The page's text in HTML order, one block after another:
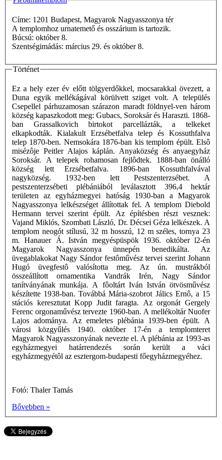
Címe: 1201 Budapest, Magyarok Nagyasszonya tér
A templomhoz urnatemető és osszárium is tartozik.
Búcsú: október 8.
Szentségimádás: március 29. és október 8.
Történet
Ez a hely ezer év előtt tölgyerdőkkel, mocsarakkal övezett, a
Duna egyik mellékágával körülvett sziget volt. A település
Csepellel párhuzamosan szárazon maradt földnyel-ven három
község kapaszkodott meg: Gubacs, Soroksár és Haraszti. 1868-
ban Grassalkovich birtokot parcellázták, a telkeket
elkapkodták. Kialakult Erzsébetfalva telep és Kossuthfalva
telep 1870-ben. Nemsokára 1876-ban kis templom épült. Elsô
misézôje Peitler Alajos káplán. Anyaközség és anyaegyház
Soroksár. A telepek rohamosan fejlôdtek. 1888-ban önálló
község lett Erzsébetfalva. 1896-ban Kossuthfalvával
nagyközség. 1932-ben lett Pestszenterzsébet. A
pestszenterzsébeti plébániából leválasztott 396,4 hektár
területen az egyházmegyei hatóság 1930-ban a Magyarok
Nagyasszonya lelkészséget állítottak fel. A templom Diebold
Hermann tervei szerint épült. Az építésben részt vesznek:
Vajand Miklós, Szombati László, Dr. Décsei Géza lelkészek. A
templom neogót stílusú, 32 m hosszú, 12 m széles, tornya 23
m. Hanauer Á. István megyéspüspök 1936. október l2-én
Magyarok Nagyasszonya ünnepén benedikálta. Az
üvegablakokat Nagy Sándor festôművész tervei szerint Johann
Hugó üvegfestô valósította meg. Az ún. mustrákból
összeállított ornamentika Vandrák Irén, Nagy Sándor
tanítványának munkája. A fôoltárt Iván István ötvösművész
készítette 1938-ban. Továbbá Mária-szobrot Jálics Ernô, a 15
stációs keresztutat Kopp Judit faragta. Az orgonát Gergely
Ferenc orgonaművész tervezte 1960-ban. A mellékoltár Nuofer
Lajos adománya. Az emeletes plébánia 1939-ben épült. A
városi közgyűlés 1940. október 17-én a templomteret
Magyarok Nagyasszonyának nevezte el. A plébánia az 1993-as
egyházmegyei határrendezés során került a váci
egyházmegyétôl az esztergom-budapesti főegyházmegyéhez.
Fotó: Thaler Tamás
Bővebben »